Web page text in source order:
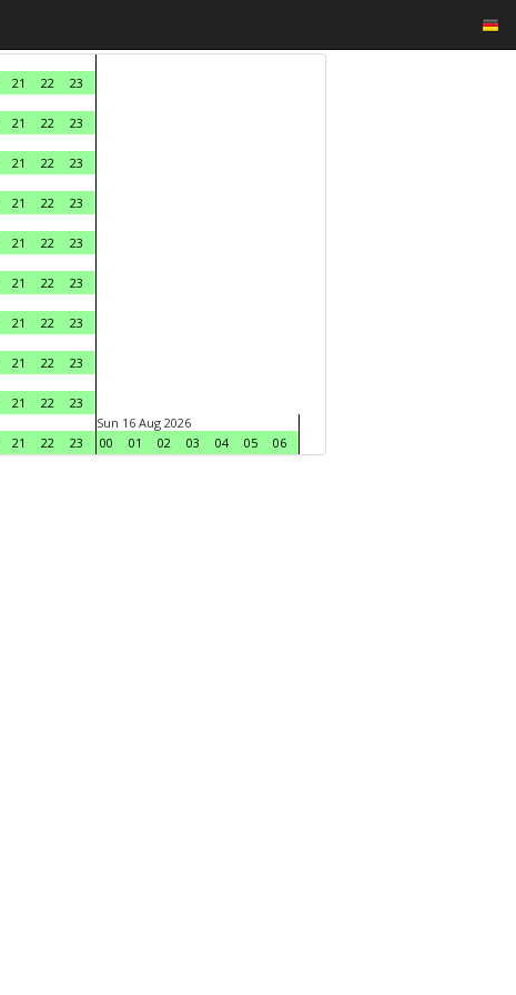
21 22
23
21 22
23
21 22
23
21 22
23
21 22
23
21 22
23
21 22
23
21 22
23
21 22
23
21 22 23
Sun 16 Aug 2026
00
01 02 03 04 05 06